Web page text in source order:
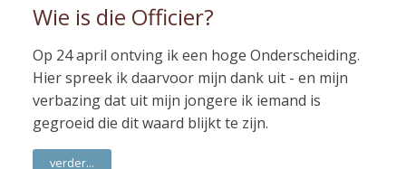
Wie is die Officier?
Op 24 april ontving ik een hoge Onderscheiding.
Hier spreek ik daarvoor mijn dank uit - en mijn
verbazing dat uit mijn jongere ik iemand is
gegroeid die dit waard blijkt te zijn.
verder...